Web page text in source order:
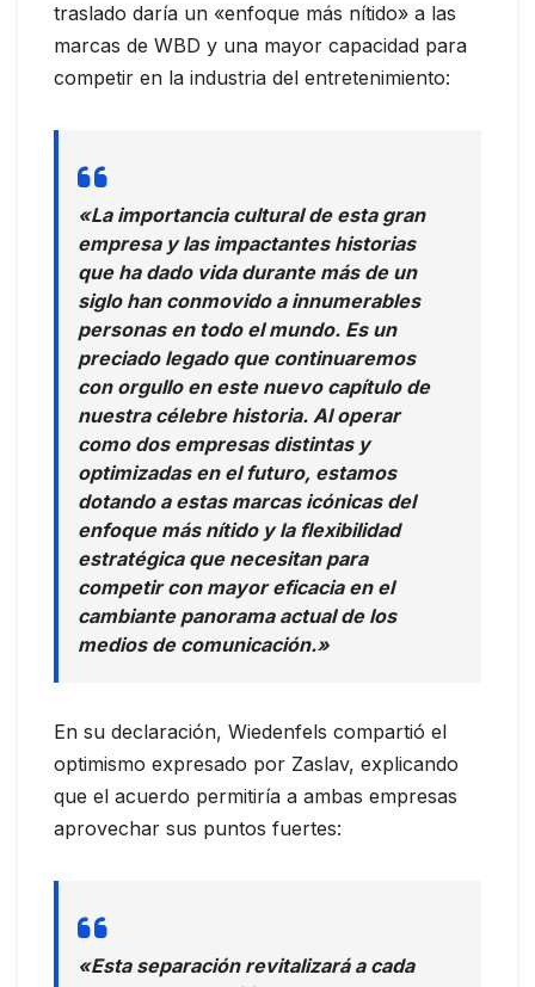
traslado daría un «enfoque más nítido» a las
marcas de WBD y una mayor capacidad para
competir en la industria del entretenimiento:
«La importancia cultural de esta gran
empresa y las impactantes historias
que ha dado vida durante más de un
siglo han conmovido a innumerables
personas en todo el mundo. Es un
preciado legado que continuaremos
con orgullo en este nuevo capítulo de
nuestra célebre historia. Al operar
como dos empresas distintas y
optimizadas en el futuro, estamos
dotando a estas marcas icónicas del
enfoque más nítido y la flexibilidad
estratégica que necesitan para
competir con mayor eficacia en el
cambiante panorama actual de los
medios de comunicación.»
En su declaración, Wiedenfels compartió el
optimismo expresado por Zaslav, explicando
que el acuerdo permitiría a ambas empresas
aprovechar sus puntos fuertes:
«Esta separación revitalizará a cada